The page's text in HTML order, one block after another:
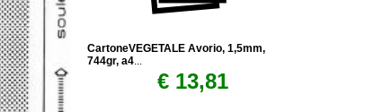
CartoneVEGETALE Avorio, 1,5mm,
744gr, a4...
€ 13,81